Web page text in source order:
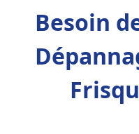
Besoin